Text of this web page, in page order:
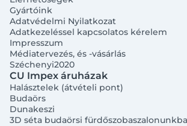
Gyártóink
Adatvédelmi Nyilatkozat
Adatkezeléssel kapcsolatos kérelem
Impresszum
Médiatervezés, és -vásárlás
Széchenyi2020
CU Impex áruházak
Halásztelek (átvételi pont)
Budaörs
Dunakeszi
3D séta budaörsi